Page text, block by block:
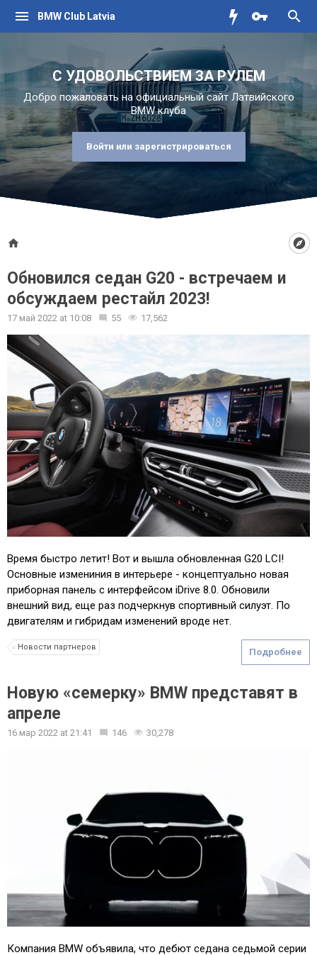
BMW Club Latvia
С УДОВОЛЬСТВИЕМ ЗА РУЛЕМ
Добро пожаловать на официальный сайт Латвийского
BMW клуба
Войти или зарегистрироваться
Обновился седан G20 - встречаем и
обсуждаем рестайл 2023!
17 май 2022 at 10:08 55 17,562
Время быстро летит! Вот и вышла обновленная G20 LCI!
Основные измениния в интерьере - концептуально новая
приборная панель с интерфейсом iDrive 8.0. Обновили
внешний вид, еще раз подчеркнув спортивный силуэт. По
двигателям и гибридам изменений вроде нет.
Подробнее
Новости партнеров
Новую «семерку» BMW представят в
апреле
16 мар 2022 at 21:41 146 30,278
Компания BMW объявила, что дебют седана седьмой серии